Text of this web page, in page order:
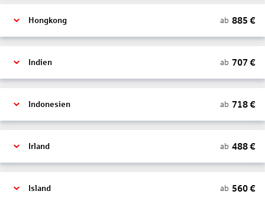
Hongkong ab 885 €
Indien ab 707 €
Indonesien ab 718€
Irland ab 488€
Island ab 560€